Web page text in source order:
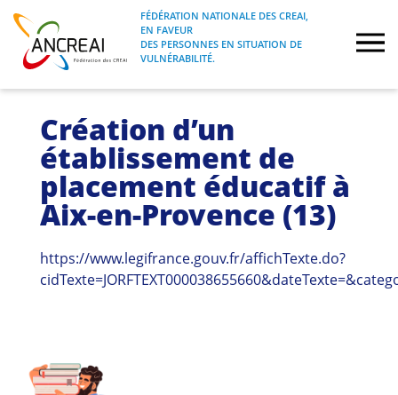
Skip
content
ANCREAI
FÉDÉRATION NATIONALE DES CREAI, EN
FAVEUR DES PERSONNES EN SITUATION
FÉDÉRATION NATIONALE DES CREAI,
EN FAVEUR
DES PERSONNES EN SITUATION DE
VULNÉRABILITÉ.
Etudes
Journées nationales
Formations
Création d’un
établissement de
placement éducatif à
Aix-en-Provence (13)
https://www.legifrance.gouv.fr/affichTexte.do?